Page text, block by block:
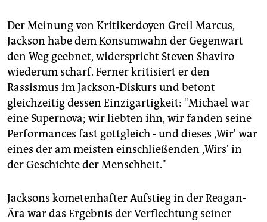
Der Meinung von Kritikerdoyen Greil Marcus,
Jackson habe dem Konsumwahn der Gegenwart
den Weg geebnet, widerspricht Steven Shaviro
wiederum scharf. Ferner kritisiert er den
Rassismus im Jackson-Diskurs und betont
gleichzeitig dessen Einzigartigkeit: "Michael war
eine Supernova; wir liebten ihn, wir fanden seine
Performances fast gottgleich - und dieses ,Wir' war
eines der am meisten einschließenden ,Wirs' in
der Geschichte der Menschheit."
Jacksons kometenhafter Aufstieg in der Reagan-
Ära war das Ergebnis der Verflechtung seiner